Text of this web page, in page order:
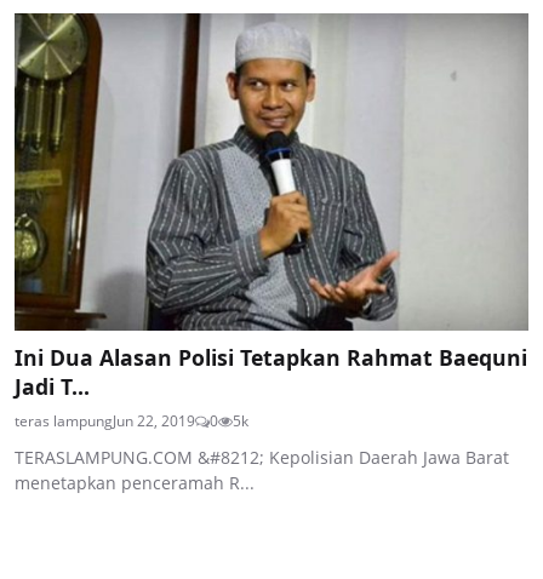
Ini Dua Alasan Polisi Tetapkan Rahmat Baequni
Jadi T...
teras lampungJun 22, 2019 0 5k
TERASLAMPUNG.COM &#8212; Kepolisian Daerah Jawa Barat
menetapkan penceramah R...